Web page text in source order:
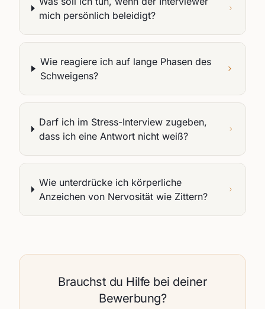
mich persönlich beleidigt?
Wie reagiere ich auf lange Phasen des
Schweigens?
Darf ich im Stress-Interview zugeben,
dass ich eine Antwort nicht weiß?
Wie unterdrücke ich körperliche
Anzeichen von Nervosität wie Zittern?
Brauchst du Hilfe bei deiner
Bewerbung?